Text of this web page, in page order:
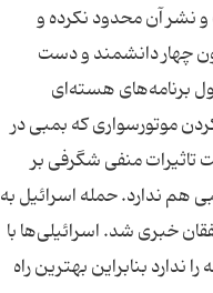
و نشر آن محدود نکرده و
چهار دانشمند و دست
اند اما ادعا می‌کنند که در ایران حداقل 5 هزار نفر مشغول برنامه‌های هسته‌ای
موتورسواری که بمبی در
منفی شگرفی بر
هم ندارد. حمله اسرائیل به
خبری شد. اسرائیلی‌ها با
ندارد بنابراین بهترین راه